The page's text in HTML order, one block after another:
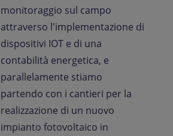
monitoraggio sul campo
attraverso l'implementazione di
dispositivi IOT e di una
contabilità energetica, e
parallelamente stiamo
partendo con i cantieri per la
realizzazione di un nuovo
impianto fotovoltaico in